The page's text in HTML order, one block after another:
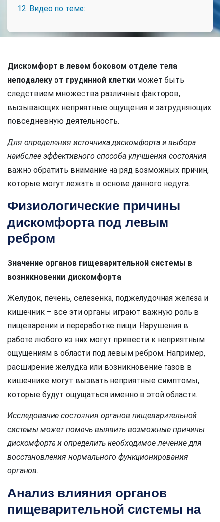
12. Видео по теме:
Дискомфорт в левом боковом отделе тела
неподалеку от грудинной клетки может быть
следствием множества различных факторов,
вызывающих неприятные ощущения и затрудняющих
повседневную деятельность.
Для определения источника дискомфорта и выбора
наиболее эффективного способа улучшения состояния
важно обратить внимание на ряд возможных причин,
которые могут лежать в основе данного недуга.
Физиологические причины
дискомфорта под левым
ребром
Значение органов пищеварительной системы в
возникновении дискомфорта
Желудок, печень, селезенка, поджелудочная железа и
кишечник – все эти органы играют важную роль в
пищеварении и переработке пищи. Нарушения в
работе любого из них могут привести к неприятным
ощущениям в области под левым ребром. Например,
расширение желудка или возникновение газов в
кишечнике могут вызвать неприятные симптомы,
которые будут ощущаться именно в этой области.
Исследование состояния органов пищеварительной
системы может помочь выявить возможные причины
дискомфорта и определить необходимое лечение для
восстановления нормального функционирования
органов.
Анализ влияния органов
пищеварительной системы на